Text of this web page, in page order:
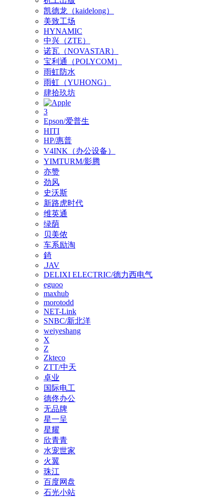
凯德龙（kaidelong）
美致工场
HYNAMIC
中兴（ZTE）
诺瓦（NOVASTAR）
宝利通（POLYCOM）
雨虹防水
雨虹（YUHONG）
肆拾玖坊
3
Epson/爱普生
HITI
HP/惠普
V4INK（办公设备）
YIMTURM/影腾
亦赞
劲风
史沃斯
新路虎时代
维英通
绿荫
贝美侬
车系励淘
錡
.JAV
DELIXI ELECTRIC/德力西电气
eguoo
maxhub
morotodd
NET-Link
SNBC/新北洋
weiyeshang
X
Z
Zkteco
ZTT/中天
卓业
国际电工
德佟办公
无品牌
星一呈
星耀
欣青青
水宠世家
火翼
珠江
百度网盘
石光小站